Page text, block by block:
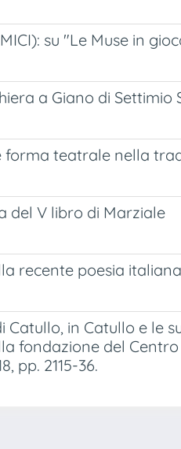
su "Le Muse in
a Giano di Settimio
forma teatrale nella
del V libro di Marziale
recente poesia italiana
Catullo, in Catullo e le
fondazione del
pp. 2115-36.